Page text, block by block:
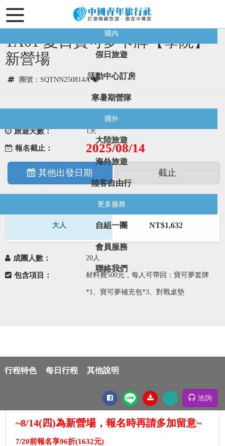
國內
假日旅遊
活動中心訂房
寒暑期營隊
國外
大陸旅遊
海外旅遊
陸客自由行
更多服務
自組一團
會員服務
聯絡我們
目前位置： 台灣 營隊活動
TA01 夏日寶可夢卡牌【學院】~
新營場
團號：SQTNN250814A
2025/08/14
旅遊天數： 1天
報名截止： 2025/08/14
其他出發日期 截止
大人 NT$1,632
成團人數： 20人
包含項目： 材料費500元，每人可帶回：寶可夢套牌
*1、寶可夢補充包*3、對戰桌墊
行程特色 每日行程 其他說明
洽詢
~8/14(四)為新營場，報名時再請多加留意~
7/20前報名享96折(1632元)